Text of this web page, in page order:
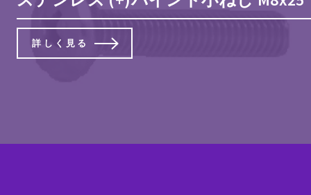
詳しく見る